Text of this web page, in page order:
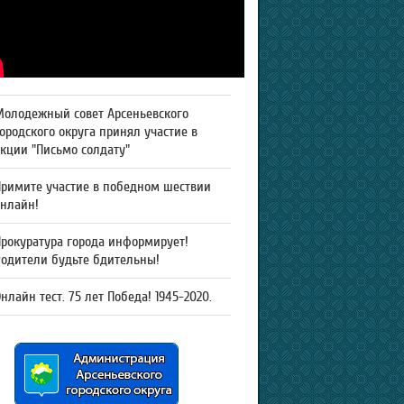
совет Арсеньевского
округа принял участие в
"Письмо солдату"
участие в победном шествии
города информирует!
будьте бдительны!
тест. 75 лет Победа! 1945-2020.